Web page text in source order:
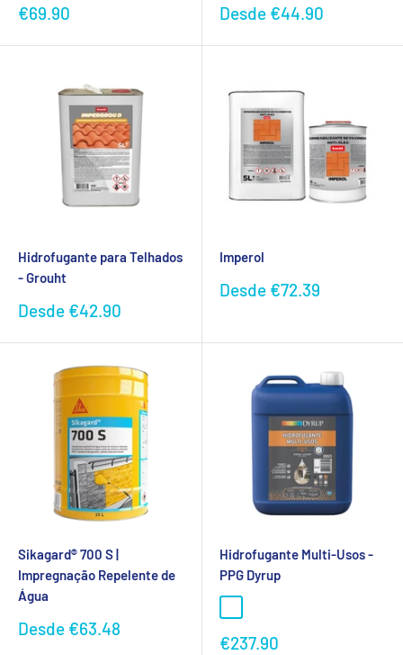
Preço
€69.90
Preço
Desde €44.90
Hidrofugante para Telhados
- Grouht
Preço
Desde €42.90
Imperol
Preço
Desde €72.39
Sikagard® 700 S |
Impregnação Repelente de
Água
Preço
Desde €63.48
Hidrofugante Multi-Usos -
PPG Dyrup
Preço
€237.90